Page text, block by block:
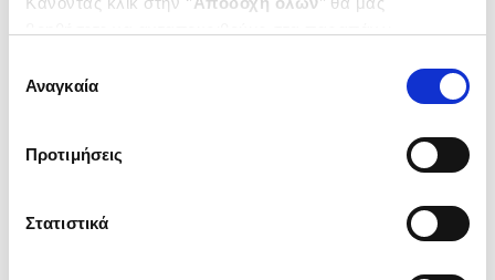
ενδιαφέρουν και να επιλέξετε από τα παρακάτω με την
΄΄και να ενημερωθείτε σχετικά με
συγκατάθεσης
Αναγκαία
Προτιμήσεις
Στατιστικά